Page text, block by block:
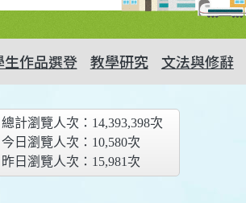
生作品選登 教學研究 文法與修辭
總計瀏覽人次： 14,393,398次
今日瀏覽人次： 10,580次
昨日瀏覽人次： 15,981次